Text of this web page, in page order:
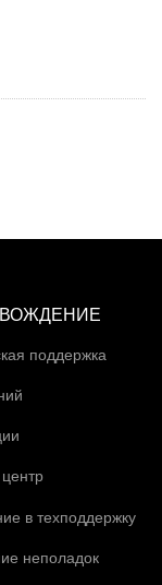
поддержка
в техподдержку
неполадок